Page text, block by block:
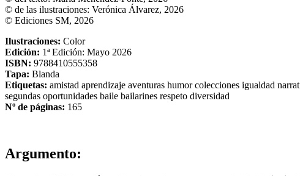
© de las ilustraciones: Verónica Álvarez, 2026
© Ediciones SM, 2026
Ilustraciones: Color
Edición: 1ª Edición: Mayo 2026
ISBN: 9788410555358
Tapa: Blanda
Etiquetas: amistad aprendizaje aventuras humorcolecciones igualdad
segundas oportunidades baile bailarines respeto diversidad
Nº de páginas: 165
Argumento: